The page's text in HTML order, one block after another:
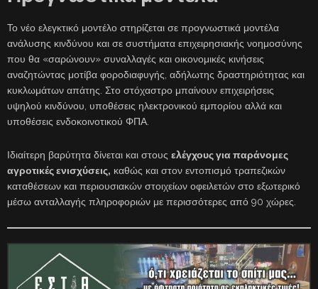
Το νέο ελεγκτικό μοντέλο στηρίζεται σε προγνωστικά μοντέλα
ανάλυσης κινδύνου και σε συστήματα επιχειρησιακής νοημοσύνης
που θα «σαρώνουν» συναλλαγές και οικονομικές κινήσεις
αναζητώντας μοτίβα φοροδιαφυγής, αδήλωτης δραστηριότητας και
κυκλωμάτων απάτης. Στο στόχαστρο μπαίνουν επιχειρήσεις
υψηλού κινδύνου, υποθέσεις ηλεκτρονικού εμπορίου αλλά και
υποθέσεις ενδοκοινοτικού ΦΠΑ.
Ιδιαίτερη βαρύτητα δίνεται και στους ελέγχους για παράνομες
αγροτικές ενισχύσεις, καθώς και στον εντοπισμό τραπεζικών
καταθέσεων και περιουσιακών στοιχείων οφειλετών στο εξωτερικό
μέσω ανταλλαγής πληροφοριών με περισσότερες από 90 χώρες.